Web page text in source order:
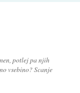
potlej pa njih
vsebino? Scanje